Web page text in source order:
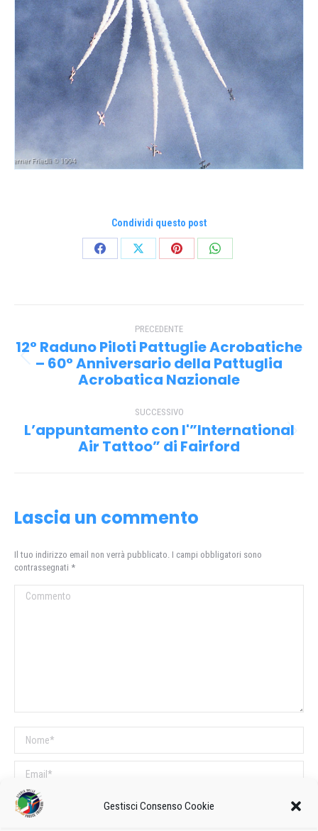
Gestisci Consenso Cookie
Condividi questo post
CondividiCondividiCondividiCondividi
tra PRECEDENTE
Post
precedente:
12° Raduno Piloti Pattuglie Acrobatiche
– 60° Anniversario della Pattuglia
Acrobatica Nazionale
SUCCESSIVO
Prossimo
post:
L’appuntamento con l'”International
Air Tattoo” di Fairford
Lascia un commento
Il tuo indirizzo email non verrà pubblicato. I campi obbligatori sono
contrassegnati *
Commento
Nome *
Email *
Sito web